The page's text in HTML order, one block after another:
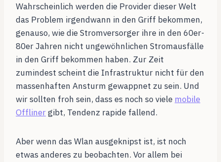
Wahrscheinlich werden die Provider dieser Welt
das Problem irgendwann in den Griff bekommen,
genauso, wie die Stromversorger ihre in den 60er-
80er Jahren nicht ungewöhnlichen Stromausfälle
in den Griff bekommen haben. Zur Zeit
zumindest scheint die Infrastruktur nicht für den
massenhaften Ansturm gewappnet zu sein. Und
wir sollten froh sein, dass es noch so viele mobile
Offlinergibt, Tendenz rapide fallend.
Aber wenn das Wlan ausgeknipst ist, ist noch
etwas anderes zu beobachten. Vor allem bei